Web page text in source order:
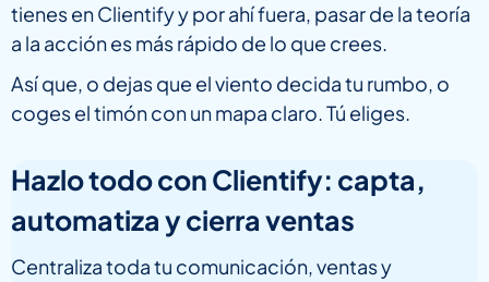
tienes en Clientify y por ahí fuera, pasar de la teoría
a la acción es más rápido de lo que crees.
Así que, o dejas que el viento decida tu rumbo, o
coges el timón con un mapa claro. Tú eliges.
Hazlo todo con Clientify: capta,
automatiza y cierra ventas
Centraliza toda tu comunicación, ventas y